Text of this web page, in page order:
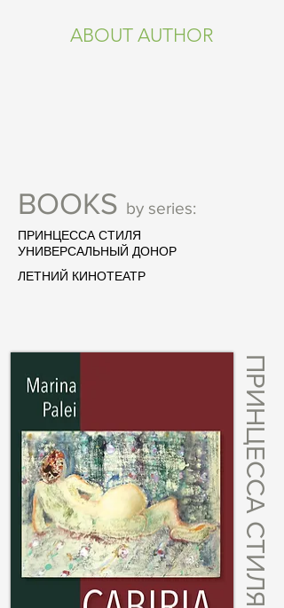
ABOUT AUTHOR
BOOKS by series:
ПРИНЦЕССА СТИЛЯ
УНИВЕРСАЛЬНЫЙ ДОНОР
ЛЕТНИЙ КИНОТЕАТР
ПРИНЦЕССА СТИЛЯ